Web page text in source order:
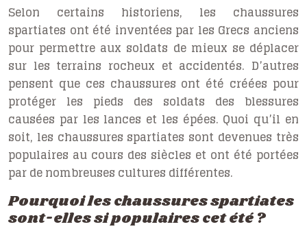
Selon certains historiens, les chaussures
spartiates ont été inventées par les Grecs anciens
pour permettre aux soldats de mieux se déplacer
sur les terrains rocheux et accidentés. D’autres
pensent que ces chaussures ont été créées pour
protéger les pieds des soldats des blessures
causées par les lances et les épées. Quoi qu’il en
soit, les chaussures spartiates sont devenues très
populaires au cours des siècles et ont été portées
par de nombreuses cultures différentes.
Pourquoi les chaussures spartiates
sont-elles si populaires cet été ?